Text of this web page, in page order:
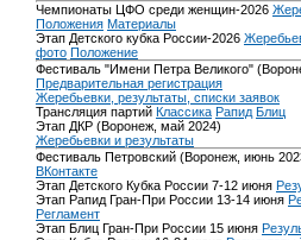
Чемпионаты ЦФО среди женщин-2026
Положения Материалы
Этап Детского кубка России-2026
фото Положение
Фестиваль "Имени Петра Великого"
Предварительная регистрация
Жеребьевки, результаты, списки заявок
Трансляция партий Классика Рапид Блиц
Этап ДКР (Воронеж, май 2024)
Жеребьевки и результаты
Фестиваль Петровский (Воронеж, июнь
ВКонтакте
Этап Детского Кубка России 7-12 июня
Этап Рапид Гран-При России 13-14 июня
Регламент
Этап Блиц Гран-При России 15 июня